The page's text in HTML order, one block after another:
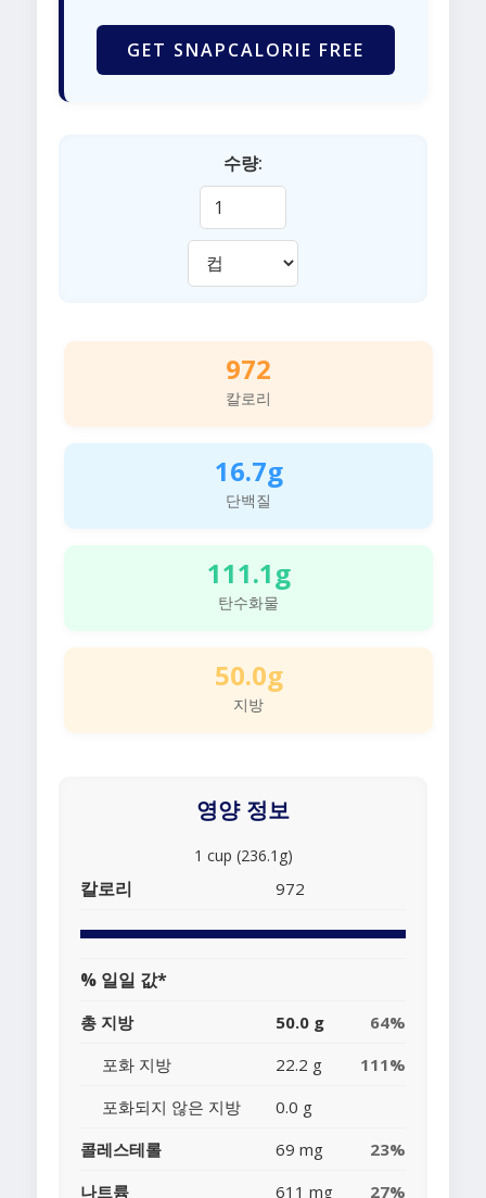
GET SNAPCALORIE FREE
수량:
972
칼로리
16.7g
단백질
111.1g
탄수화물
50.0g
지방
영양 정보
1 cup (236.1g)
칼로리 972
% 일일 값*
총 지방 50.0 g
64%
포화 지방
22.2 g
111%
포화되지 않은 지방
0.0 g
콜레스테롤
69 mg
23%
나트륨
611 mg 27%